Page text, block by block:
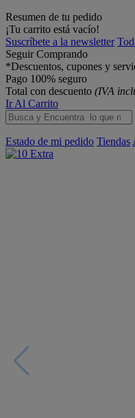
Resumen de tu pedido
¡Tu carrito está vacío!
Suscríbete a la newsletter
Seguir Comprando
*Descuentos, cupones y
Pago 100% seguro
Total con descuento (IVA
Ir Al Carrito
Estado de mi pedido Tiendas